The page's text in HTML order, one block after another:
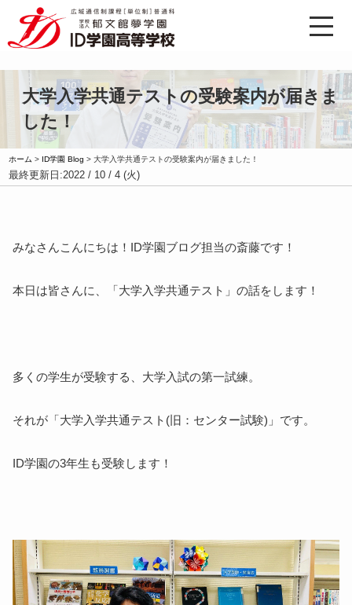
大学入学共通テストの受験案内が届きま
した！
ホーム > ID学園 Blog >大学入学共通テストの受験案内が届きました！
最終更新日:2022 / 10 / 4 (火)
みなさんこんにちは！ID学園ブログ担当の斎藤です！
本日は皆さんに、「大学入学共通テスト」の話をします！
多くの学生が受験する、大学入試の第一試練。
それが「大学入学共通テスト(旧：センター試験)」です。
ID学園の3年生も受験します！